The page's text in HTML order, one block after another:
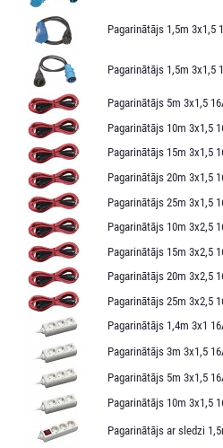
Pagarinātājs 1,5m 3x1,5
Pagarinātājs 1,5m 3x1,5
Pagarinātājs 5m 3x1,5
Pagarinātājs 10m 3x1,5
Pagarinātājs 15m 3x1,5
Pagarinātājs 20m 3x1,5
Pagarinātājs 25m 3x1,5
Pagarinātājs 10m 3x2,5
Pagarinātājs 15m 3x2,5
Pagarinātājs 20m 3x2,5
Pagarinātājs 25m 3x2,5
Pagarinātājs 1,4m 3x1
Pagarinātājs 3m 3x1,5
Pagarinātājs 5m 3x1,5
Pagarinātājs 10m 3x1,5
Pagarinātājs ar sledzi